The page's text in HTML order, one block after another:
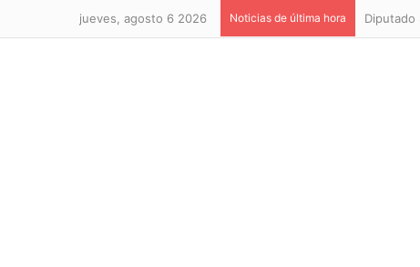
jueves, agosto 6 2026 Noticias de última hora Diputado